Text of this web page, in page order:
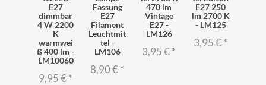
E27
dimmbar
4 W 2200
K
warmwei
ß 400 lm -
LM10060
9,95 €*
Fassung
E27
Filament
Leuchtmit
tel -
LM106
8,90 €*
470 lm
Vintage
E27 -
LM126
3,95 €*
E27 250
lm 2700 K
- LM125
3,95 €*